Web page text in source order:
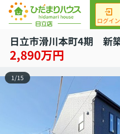
日立市滑川本町4期 新
2,890万円
1 /15